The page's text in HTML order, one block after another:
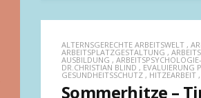
ALTERNSGERECHTE ARBEITSWELT ,
ARBEITSPLATZGESTALTUNG ,
AUSBILDUNG ,
DR.CHRISTIAN BLIND , EVALUIERUNG
GESUNDHEITSSCHUTZ , HITZEARBEIT ,
Sommerhitze –